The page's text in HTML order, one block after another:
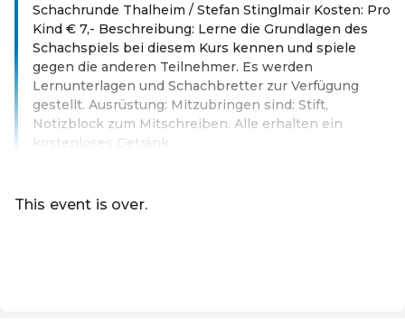
Schachrunde Thalheim / Stefan Stinglmair Kosten: Pro
Kind € 7,- Beschreibung: Lerne die Grundlagen des
Schachspiels bei diesem Kurs kennen und spiele
gegen die anderen Teilnehmer. Es werden
Lernunterlagen und Schachbretter zur Verfügung
gestellt. Ausrüstung: Mitzubringen sind: Stift,
Notizblock zum Mitschreiben. Alle erhalten ein
kostenloses Getränk.
This event is over.